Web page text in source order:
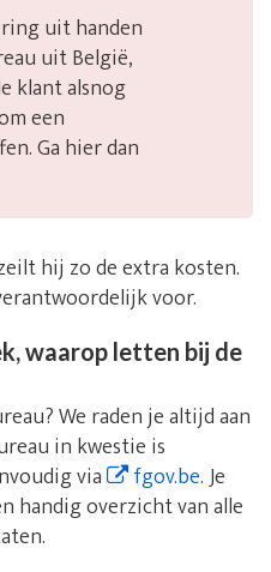
uit handen
uit België,
klant alsnog
een
Ga hier dan
hij zo de extra kosten.
voor.
waarop letten bij de
We raden je altijd aan
in kwestie is
via
fgov.be. Je
handig overzicht van alle